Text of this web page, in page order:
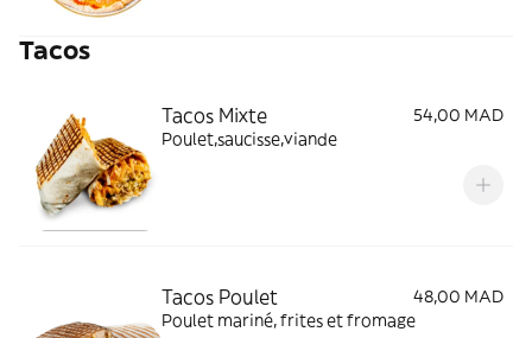
Tacos
Tacos Mixte
54,00 MAD
Poulet,saucisse,viande
Tacos Poulet
48,00 MAD
Poulet mariné, frites et fromage